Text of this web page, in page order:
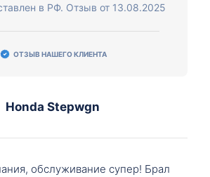
в РФ. Отзыв от 13.08.2025
ОТЗЫВ НАШЕГО КЛИЕНТА
Honda Stepwgn
обслуживание супер! Брал